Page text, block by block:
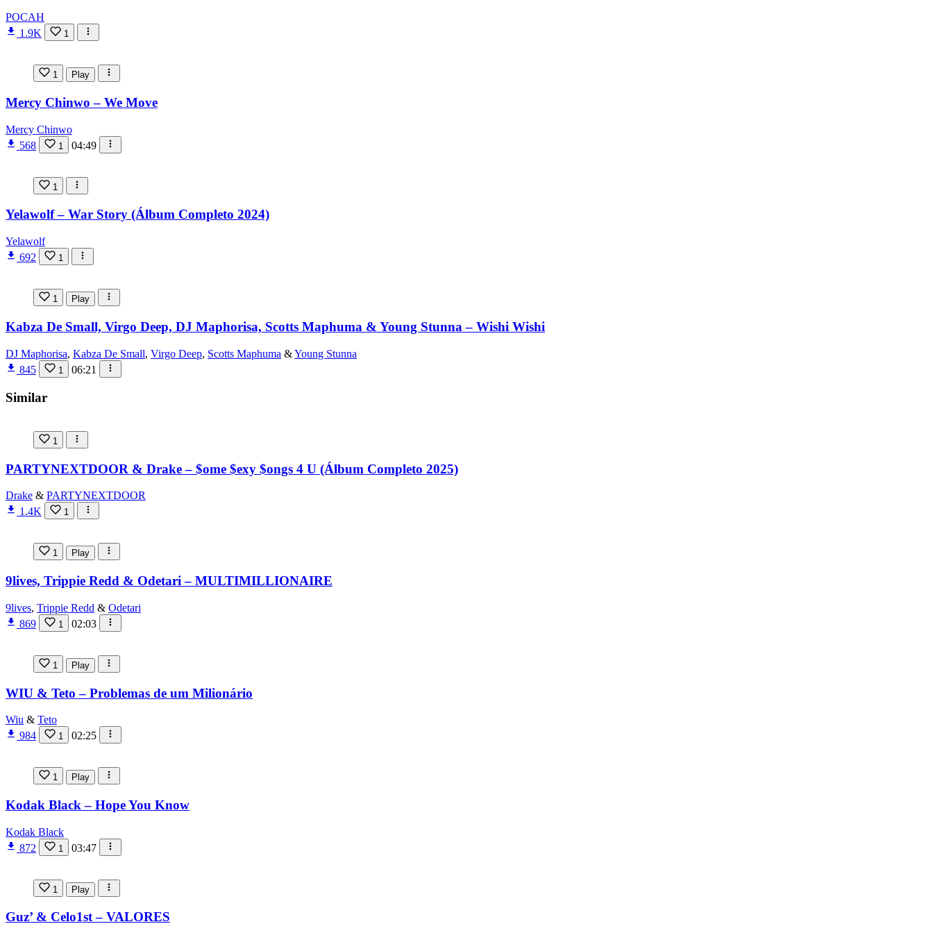
POCAH
1.9K
1
1 Play
Mercy Chinwo – We Move
Mercy Chinwo
568
1 04:49
1
Yelawolf – War Story (Álbum Completo 2024)
Yelawolf
692
1
1 Play
Kabza De Small, Virgo Deep, DJ Maphorisa, Scotts Maphuma & Young Stunna – Wishi Wishi
DJ Maphorisa, Kabza De Small, Virgo Deep, Scotts Maphuma &Young Stunna
845
1 06:21
Similar
1
PARTYNEXTDOOR & Drake – $ome $exy $ongs 4 U (Álbum Completo 2025)
Drake & PARTYNEXTDOOR
1.4K
1
1 Play
9lives, Trippie Redd & Odetari – MULTIMILLIONAIRE
9lives, Trippie Redd & Odetari
869
1 02:03
1 Play
WIU & Teto – Problemas de um Milionário
Wiu & Teto
984
1 02:25
1 Play
Kodak Black – Hope You Know
Kodak Black
872
1 03:47
1 Play
Guz’ & Celo1st – VALORES